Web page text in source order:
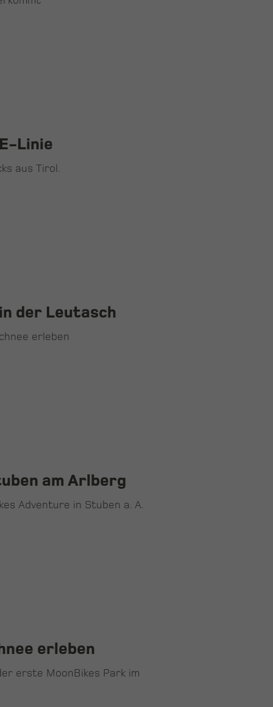
Linie
aus Tirol.
der Leutasch
erleben
am Arlberg
Adventure in Stuben a. A.
erleben
erste MoonBikes Park im